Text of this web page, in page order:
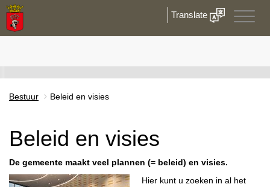
Toggle
Translate
Bestuur Beleid en visies
Beleid en visies
De gemeente maakt veel plannen (= beleid) en visies.
Hier kunt u zoeken in al het